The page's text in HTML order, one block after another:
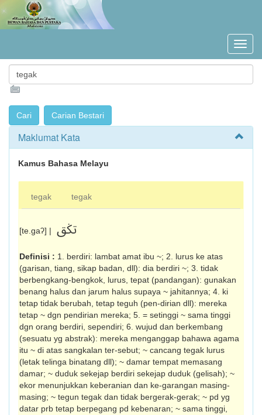
Maklumat Kata
Kamus Bahasa Melayu
tegak tegak
[te.gaʔ] | تݢق
Definisi : 1. berdiri: lambat amat ibu ~; 2. lurus ke atas
(garisan, tiang, sikap badan, dll): dia berdiri ~; 3. tidak
berbengkang-bengkok, lurus, tepat (pandangan): gunakan
benang halus dan jarum halus supaya ~ jahitannya; 4. ki
tetap tidak berubah, tetap teguh (pen-dirian dll): mereka
tetap ~ dgn pendirian mereka; 5. = setinggi ~ sama tinggi
dgn orang berdiri, sependiri; 6. wujud dan ber­kembang
(sesuatu yg abstrak): mereka meng­anggap bahawa agama
itu ~ di atas sang­kalan ter-sebut; ~ cancang tegak lurus
(letak telinga binatang dll); ~ damar tempat memasang
damar; ~ duduk sekejap berdiri sekejap duduk (gelisah); ~
ekor menunjukkan keberanian dan ke-garangan masing-
masing; ~ tegun tegak dan tidak bergerak-gerak; ~ pd yg
datar prb tetap berpegang pd ke­benar­an; ~ sama tinggi,